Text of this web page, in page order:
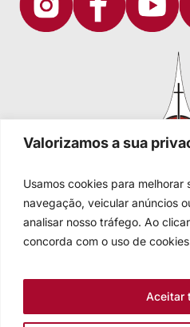
Valorizamos a sua
Usamos cookies para melhorar
navegação, veicular anúncios
analisar nosso tráfego. Ao
concorda com o uso de
Aceitar
Igreja Evangélica de
Sede nacional: Rua Senhor dos